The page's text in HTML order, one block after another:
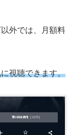
外では、月額料
視聴できます。